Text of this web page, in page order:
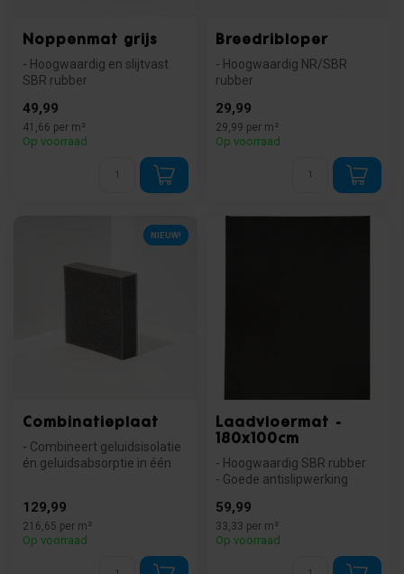
Noppenmat grijs
- Hoogwaardig en slijtvast
SBR rubber
noppenpatroon
- Unieke g...
49,99
41,66 per m²
Op voorraad
Breedribloper
- Hoogwaardig NR/SBR
rubber
- Slijtvast en makk...
29,99
29,99 per m²
Op voorraad
NIEUW!
Combinatieplaat
- Combineert geluidsisolatie
én geluidsabsorptie in één
129,99
216,65 per m²
Op voorraad
Laadvloermat -
180x100cm
- Hoogwaardig SBR rubber
- Goede antislipwerking
snijden
59,99
33,33 per m²
Op voorraad